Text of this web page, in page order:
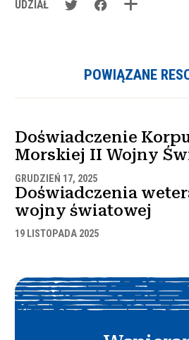
UDZIAŁ
POWIĄZANE
Doświadczenie
Morskiej II Wojny
GRUDZIEŃ 17, 2025
Doświadczenia
wojny światowej
19 LISTOPADA 2025